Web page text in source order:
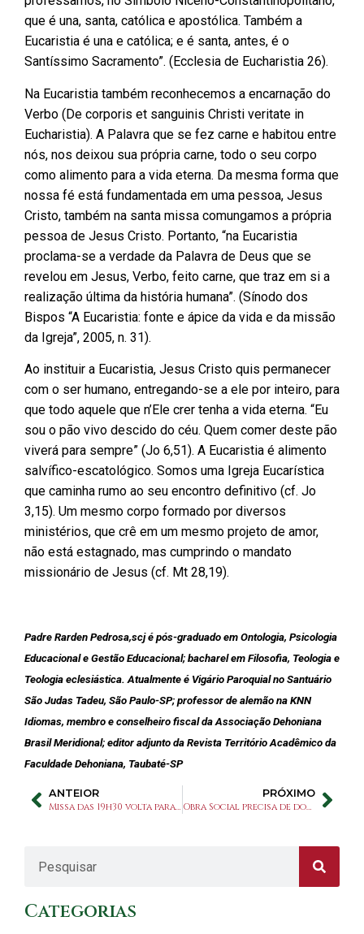
que é una, santa, católica e apostólica. Também a
Eucaristia é una e católica; e é santa, antes, é o
Santíssimo Sacramento”. (Ecclesia de Eucharistia 26).
Na Eucaristia também reconhecemos a encarnação do
Verbo (De corporis et sanguinis Christi veritate in
Eucharistia). A Palavra que se fez carne e habitou entre
nós, nos deixou sua própria carne, todo o seu corpo
como alimento para a vida eterna. Da mesma forma que
nossa fé está fundamentada em uma pessoa, Jesus
Cristo, também na santa missa comungamos a própria
pessoa de Jesus Cristo. Portanto, “na Eucaristia
proclama-se a verdade da Palavra de Deus que se
revelou em Jesus, Verbo, feito carne, que traz em si a
realização última da história humana”. (Sínodo dos
Bispos “A Eucaristia: fonte e ápice da vida e da missão
da Igreja”, 2005, n. 31).
Ao instituir a Eucaristia, Jesus Cristo quis permanecer
com o ser humano, entregando-se a ele por inteiro, para
que todo aquele que n’Ele crer tenha a vida eterna. “Eu
sou o pão vivo descido do céu. Quem comer deste pão
viverá para sempre” (Jo 6,51). A Eucaristia é alimento
salvífico-escatológico. Somos uma Igreja Eucarística
que caminha rumo ao seu encontro definitivo (cf. Jo
3,15). Um mesmo corpo formado por diversos
ministérios, que crê em um mesmo projeto de amor,
não está estagnado, mas cumprindo o mandato
missionário de Jesus (cf. Mt 28,19).
Padre Rarden Pedrosa,scj é pós-graduado em Ontologia, Psicologia
Educacional e Gestão Educacional; bacharel em Filosofia, Teologia e
Teologia eclesiástica. Atualmente é Vigário Paroquial no Santuário
São Judas Tadeu, São Paulo-SP; professor de alemão na KNN
Idiomas, membro e conselheiro fiscal da Associação Dehoniana
Brasil Meridional; editor adjunto da Revista Território Acadêmico da
Faculdade Dehoniana, Taubaté-SP
ANTEIOR
Missa das 19h30 volta para programação de sábado
PRÓXIMO
Obra Social precisa de doações para oficina de artesanato
Categorias